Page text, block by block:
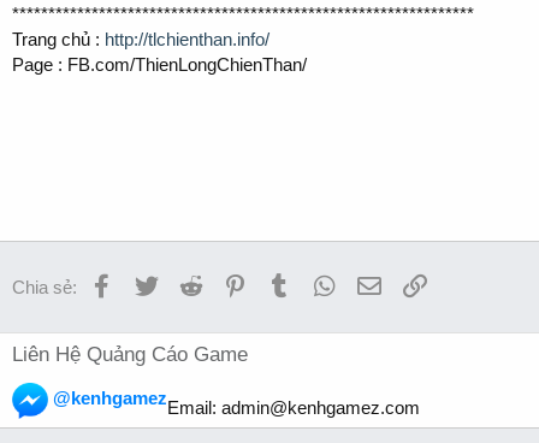
****************************************************************
Trang chủ : http://tlchienthan.info/
Page : FB.com/ThienLongChienThan/
Chia sẻ: Facebook
TwitterReddit PinterestTumblrWhatsApp
EmailLink
Liên Hệ Quảng Cáo Game
@kenhgamezEmail: admin@kenhgamez.com